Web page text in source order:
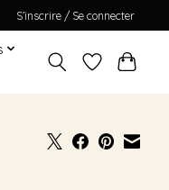
S’inscrire / Se connecter